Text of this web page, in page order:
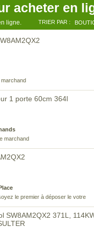
acheter en
ligne. TRIER PAR :
1 porte 60cm 364l
marchand
le premier à déposer le votre
SW8AM2QX2 371L,